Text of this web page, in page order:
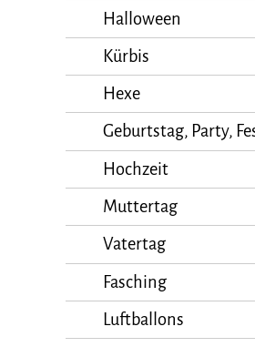
Halloween
Kürbis
Hexe
Geburtstag, Party,
Hochzeit
Muttertag
Vatertag
Fasching
Luftballons